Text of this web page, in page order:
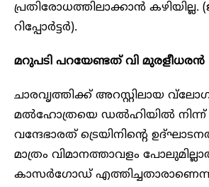
പ്രതിരോധത്തിലാക്കാൻ
റിപ്പോർട്ടർ).
മറുപടി പറയേണ്ടത് വി മുരളീധരൻ
ചാരവൃത്തിക്ക് അറസ്റ്റിലായ
മൽഹോത്രയെ ഡൽഹിയിൽ നിന്ന്
വന്ദേഭാരത് ട്രെയിനിന്റെ
മാത്രം വിമാനത്താവളം
കാസർഗോഡ്